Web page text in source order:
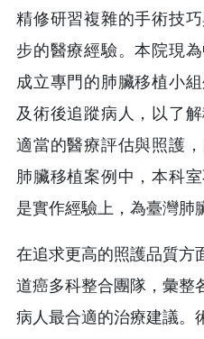
精修研習複雜的手術技
步的醫療經驗。本院現
成立專門的肺臟移植小
及術後追蹤病人，以了
適當的醫療評估與照護
肺臟移植案例中，本科
是實作經驗上，為臺灣肺
在追求更高的照護品質方
道癌多科整合團隊，彙整
病人最合適的治療建議。